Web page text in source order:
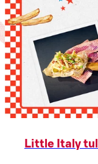
Little Italy